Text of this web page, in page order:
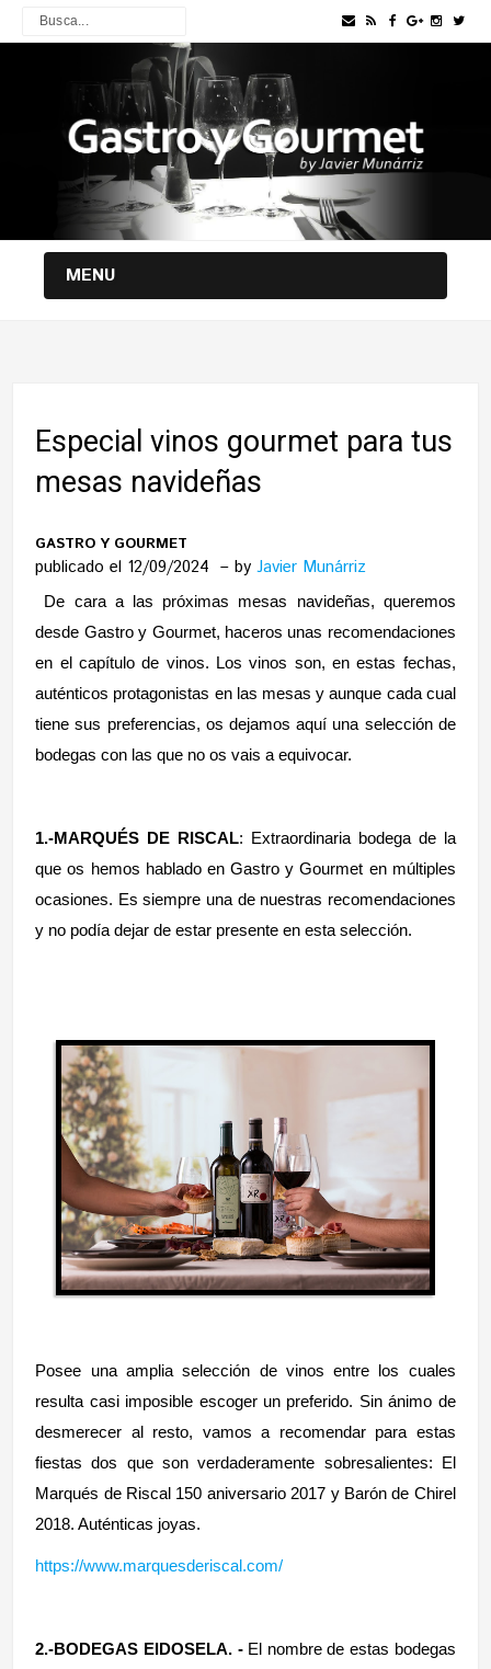
MENU
Especial vinos gourmet para tus
mesas navideñas
GASTRO Y GOURMET
publicado el 12/09/2024 byJavier Munárriz
De cara a las próximas mesas navideñas, queremos
desde Gastro y Gourmet, haceros unas recomendaciones
en el capítulo de vinos. Los vinos son, en estas fechas,
auténticos protagonistas en las mesas y aunque cada cual
tiene sus preferencias, os dejamos aquí una selección de
bodegas con las que no os vais a equivocar.
1.-MARQUÉS DE RISCAL: Extraordinaria bodega de la
que os hemos hablado en Gastro y Gourmet en múltiples
ocasiones. Es siempre una de nuestras recomendaciones
y no podía dejar de estar presente en esta selección.
Posee una amplia selección de vinos entre los cuales
resulta casi imposible escoger un preferido. Sin ánimo de
desmerecer al resto, vamos a recomendar para estas
fiestas dos que son verdaderamente sobresalientes: El
Marqués de Riscal 150 aniversario 2017 y Barón de Chirel
2018. Auténticas joyas.
https://www.marquesderiscal.com/
2.-BODEGAS EIDOSELA. -El nombre de estas bodegas